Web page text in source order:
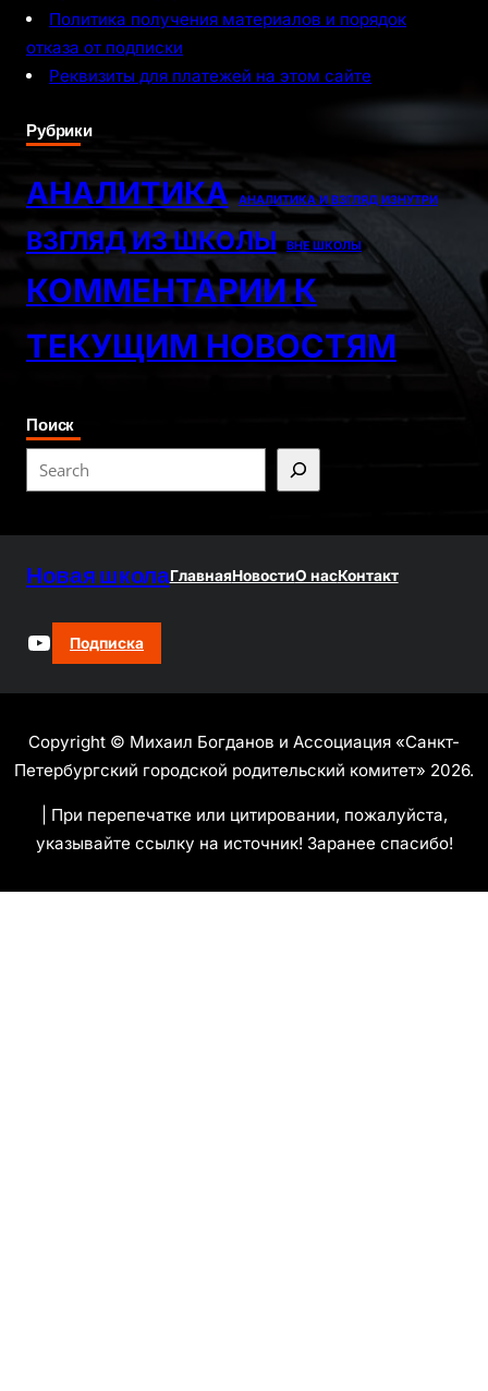
Политика получения материалов и порядок
отказа от подписки
Реквизиты для платежей на этом сайте
Рубрики
АНАЛИТИКА АНАЛИТИКА И ВЗГЛЯД ИЗНУТРИ
ВЗГЛЯД ИЗ ШКОЛЫ ВНЕ ШКОЛЫ
КОММЕНТАРИИ К
ТЕКУЩИМ НОВОСТЯМ
Поиск
e
c
Новая школаГлавнаяНовостиО насКонтакт
YouTube
Подписка
Copyright © Михаил Богданов и Ассоциация «Санкт-
Петербургский городской родительский комитет» 2026.
| При перепечатке или цитировании, пожалуйста,
указывайте ссылку на источник! Заранее спасибо!